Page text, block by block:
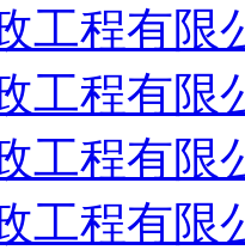
工程有限
工程有限
工程有限
工程有限